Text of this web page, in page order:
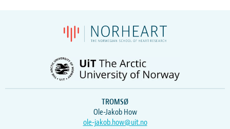
TROMSØ
Ole-Jakob How
ole-jakob.how@uit.no